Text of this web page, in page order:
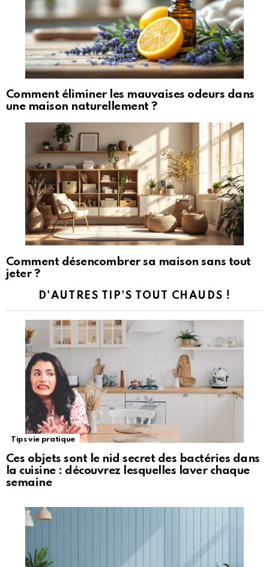
Comment éliminer les mauvaises odeurs dans
une maison naturellement ?
Comment désencombrer sa maison sans tout
jeter ?
D'AUTRES TIP'S TOUT CHAUDS !
Tips vie pratique
Ces objets sont le nid secret des bactéries dans
la cuisine : découvrez lesquelles laver chaque
semaine